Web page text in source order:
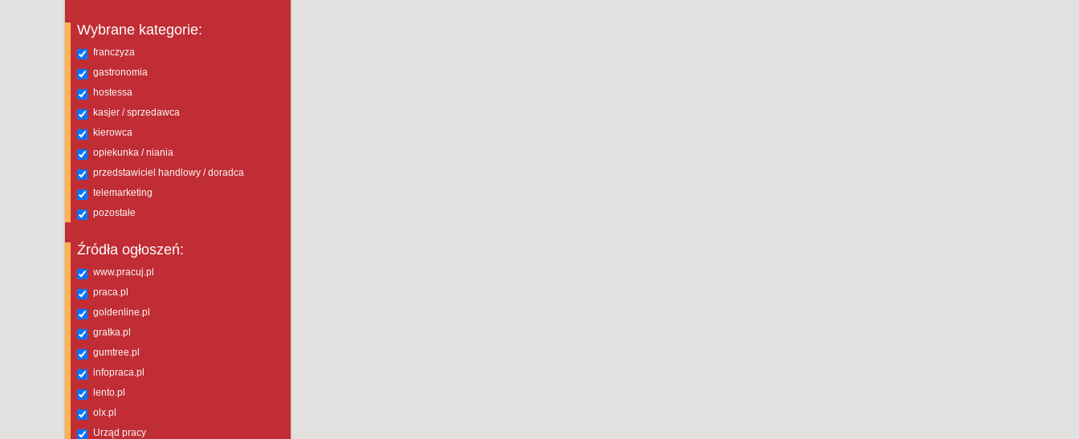
Wybrane kategorie:
franczyza
gastronomia
hostessa
kasjer / sprzedawca
kierowca
opiekunka / niania
przedstawiciel handlowy / doradca
telemarketing
pozostałe
Źródła ogłoszeń:
www.pracuj.pl
praca.pl
goldenline.pl
gratka.pl
gumtree.pl
infopraca.pl
lento.pl
olx.pl
Urząd pracy